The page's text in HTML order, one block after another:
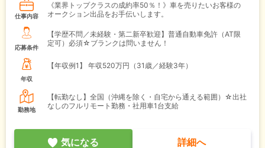
仕事内容
《業界トップクラスの成約率50％！》車を売りたいお客様の
オークション出品をお手伝いします。
応募条件
【学歴不問／未経験・第二新卒歓迎】普通自動車免許（AT限
定可）必須☆ブランクは問いません！
年収
【年収例1】 年収520万円（31歳／経験3年）
勤務地
【転勤なし】全国（沖縄を除く・自宅から通える範囲）☆出社
なしのフルリモート勤務・社用車1台支給
気になる 詳細へ